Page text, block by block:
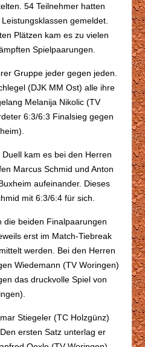
54 Teilnehmer hatten
gemeldet.
Plätzen kam es zu vielen
Spielpaarungen.
Gruppe jeder gegen jeden.
(DJK MM Ost) alle ihre
Melanija Nikolic (TV
6:3/6:3 Finalsieg gegen
kam es bei den Herren
Marcus Schmid und Anton
aufeinander. Dieses
mit 6:3/6:4 für sich.
die beiden Finalpaarungen
erst im Match-Tiebreak
werden. Bei den Herren
Wiedemann (TV Woringen)
das druckvolle Spiel von
Stiegeler (TC Holzgünz)
ersten Satz unterlag er